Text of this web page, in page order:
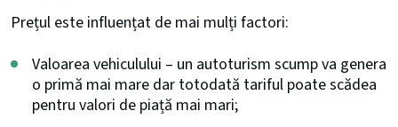
Prețul este influențat de mai mulți factori:
Valoarea vehiculului – un autoturism scump va genera
o primă mai mare dar totodată tariful poate scădea
pentru valori de piață mai mari;